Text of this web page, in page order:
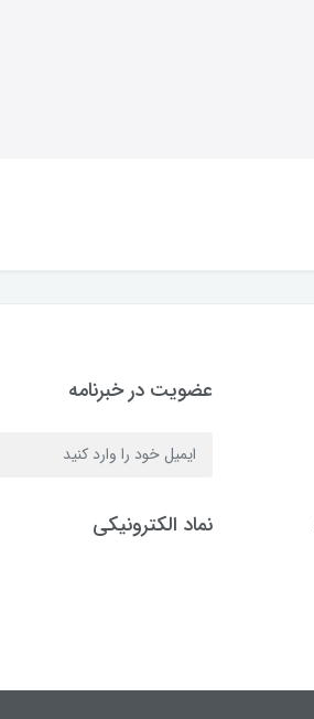
عضویت در خبرنامه
نماد الکترونیکی